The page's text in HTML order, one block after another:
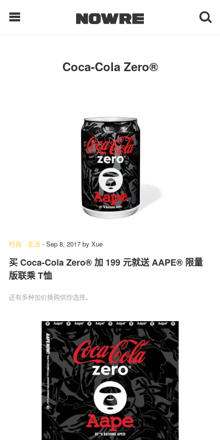
每日鲜榨
每日栏目
时 尚
球 鞋
生 活
科 技
Coca-Cola Zero®
时尚 . 生活 - Sep 8, 2017 by Xue
买 Coca-Cola Zero® 加 199 元就送 AAPE® 限量
版联乘 T恤
还有多种加价换购供你选择。